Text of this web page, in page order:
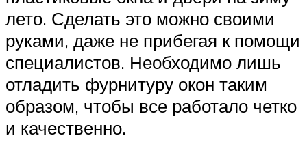
лето. Сделать это можно своими
руками, даже не прибегая к помощи
специалистов. Необходимо лишь
отладить фурнитуру окон таким
образом, чтобы все работало четко
и качественно.